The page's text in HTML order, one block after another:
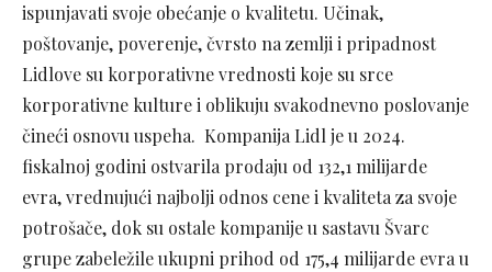
ispunjavati svoje obećanje o kvalitetu. Učinak,
poštovanje, poverenje, čvrsto na zemlji i pripadnost
Lidlove su korporativne vrednosti koje su srce
korporativne kulture i oblikuju svakodnevno poslovanje
čineći osnovu uspeha. Kompanija Lidl je u 2024.
fiskalnoj godini ostvarila prodaju od 132,1 milijarde
evra, vrednujući najbolji odnos cene i kvaliteta za svoje
potrošače, dok su ostale kompanije u sastavu Švarc
grupe zabeležile ukupni prihod od 175,4 milijarde evra u